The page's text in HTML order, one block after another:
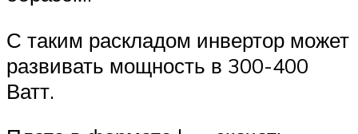
С таким раскладом инвертор может
развивать мощность в 300-400
Ватт.